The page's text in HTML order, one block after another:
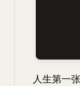
人生第一